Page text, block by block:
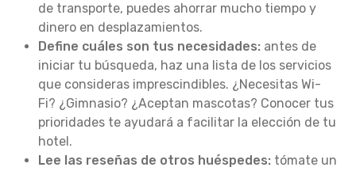
de transporte, puedes ahorrar mucho tiempo y
dinero en desplazamientos.
Define cuáles son tus necesidades: antes de
iniciar tu búsqueda, haz una lista de los servicios
que consideras imprescindibles. ¿Necesitas Wi-
Fi? ¿Gimnasio? ¿Aceptan mascotas? Conocer tus
prioridades te ayudará a facilitar la elección de tu
hotel.
Lee las reseñas de otros huéspedes: tómate un